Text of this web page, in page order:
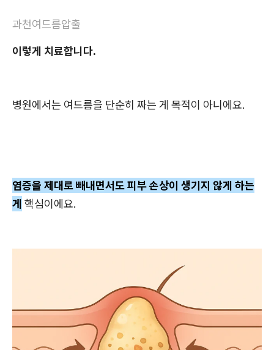
과천여드름압출
이렇게 치료합니다.
병원에서는 여드름을 단순히 짜는 게 목적이 아니에요.
염증을 제대로 빼내면서도 피부 손상이 생기지 않게 하는
게 핵심이에요.